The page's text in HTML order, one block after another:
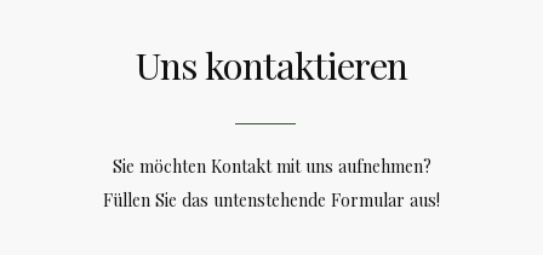
Uns kontaktieren
Sie möchten Kontakt mit uns aufnehmen?
Füllen Sie das untenstehende Formular aus!